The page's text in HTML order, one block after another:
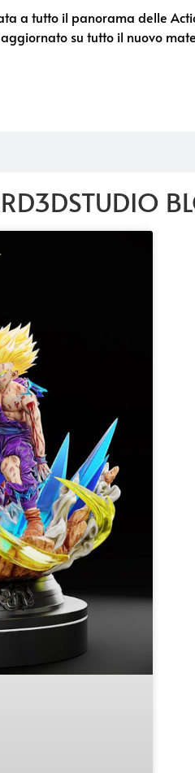
a tutto il panorama delle
su tutto il nuovo